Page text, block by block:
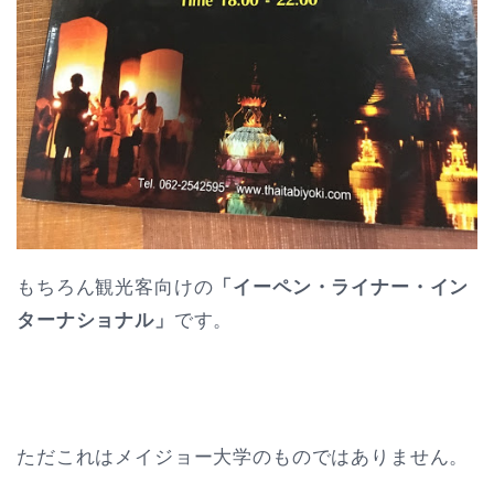
もちろん観光客向けの 「イーペン・ライナー・イン
ターナショナル」 です。
ただこれはメイジョー大学のものではありません。